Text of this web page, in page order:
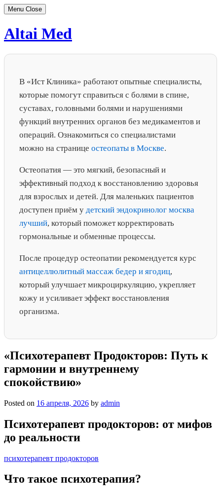
Menu Close
Skip
to
Altai Med
В «Ист Клиника» работают опытные специалисты,
которые помогут справиться с болями в спине,
суставах, головными болями и нарушениями
функций внутренних органов без медикаментов и
операций. Ознакомиться со специалистами
можно на странице остеопаты в Москве.
Остеопатия — это мягкий, безопасный и
эффективный подход к восстановлению здоровья
для взрослых и детей. Для маленьких пациентов
доступен приём у детский эндокринолог москва
лучший, который поможет корректировать
гормональные и обменные процессы.
После процедур остеопатии рекомендуется курс
антицеллюлитный массаж бедер и ягодиц,
который улучшает микроциркуляцию, укрепляет
кожу и усиливает эффект восстановления
организма.
«Психотерапевт Продокторов: Путь к
гармонии и внутреннему
спокойствию»
Posted on 16 апреля, 2026 by admin
Психотерапевт продокторов: от мифов
до реальности
психотерапевт продокторов
Что такое психотерапия?